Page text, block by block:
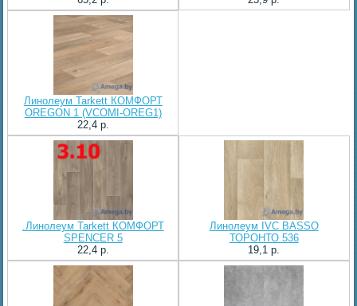
Линолеум Tarkett КОMФОРТ
OREGON 1 (VCOMI-OREG1)
22,4 p.
.Линолеум Tarkett КОМФОРТ
SPENCER 5
22,4 p.
Линолеум IVC BASSO
ТОРОНТО 536
19,1 p.